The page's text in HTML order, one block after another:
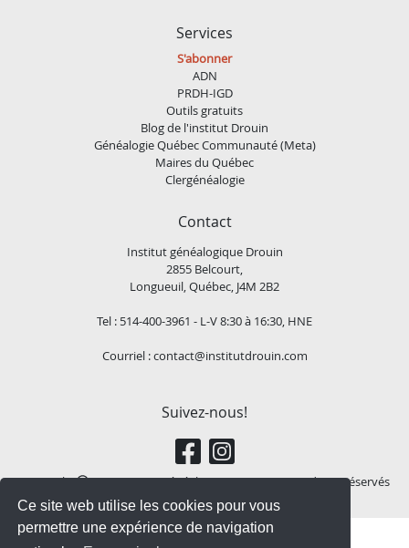
Ce site web utilise les cookies pour vous
permettre une expérience de navigation
Services
S'abonner
ADN
PRDH-IGD
Outils gratuits
Blog de l'institut Drouin
Généalogie Québec Communauté (Meta)
Maires du Québec
Clergénéalogie
Contact
Institut généalogique Drouin
2855 Belcourt,
Longueuil, Québec, J4M 2B2
Tel : 514-400-3961 - L-V 8:30 à 16:30, HNE
Courriel :contact@institutdrouin.com
Suivez-nous!
Copyright 2026 Institut généalogique Drouin, Tous droits réservés